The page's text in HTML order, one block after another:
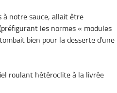
à notre sauce, allait être
les normes « modules
bien pour la desserte d’une
roulant hétéroclite à la livrée